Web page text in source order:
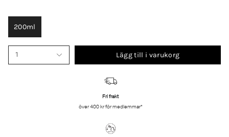
200ml
1 Lägg till i varukorg
Fri frakt
över 400 kr för medlemmar*